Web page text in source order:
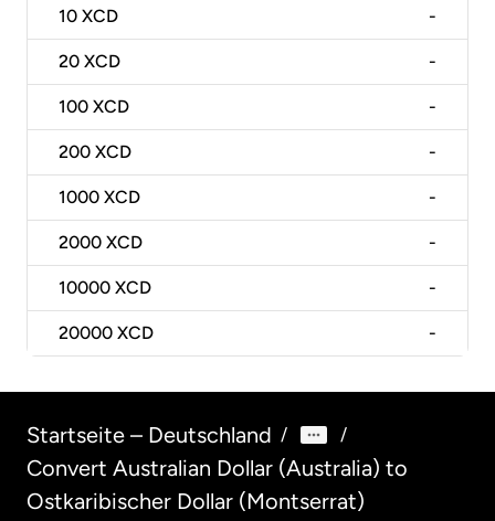
10 XCD -
20 XCD -
100 XCD -
200 XCD -
1000 XCD -
2000 XCD -
10000 XCD -
20000 XCD -
Startseite – Deutschland / /
Convert Australian Dollar (Australia) to
Ostkaribischer Dollar (Montserrat)